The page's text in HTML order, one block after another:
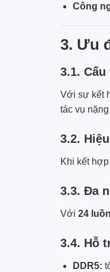
Công
3. Ưu
3.1.
Với sự kết
tác vụ
3.2.
Khi kết
3.3. Đa
Với 24
3.4. Hỗ
DDR5: